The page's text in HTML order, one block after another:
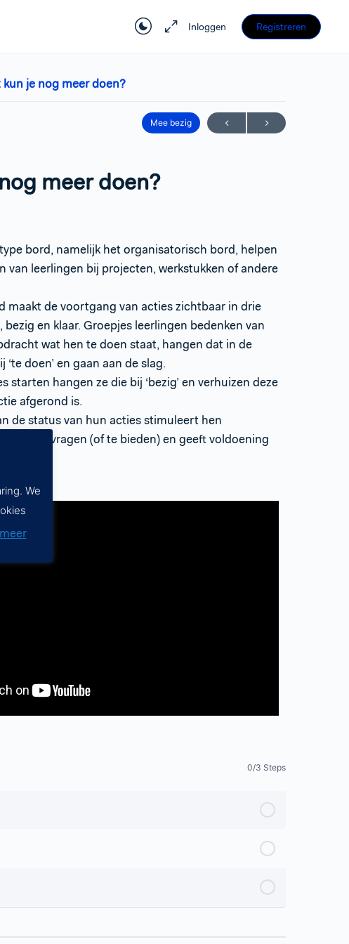
Inloggen Registreren
kun je nog meer doen?
Mee bezig
meer doen?
bord, namelijk het organisatorisch bord, helpen
van leerlingen bij projecten, werkstukken of andere
maakt de voortgang van acties zichtbaar in drie
en klaar. Groepjes leerlingen bedenken van
wat hen te doen staat, hangen dat in de
doen’ en gaan aan de slag.
starten hangen ze die bij ‘bezig’ en verhuizen deze
afgerond is.
de status van hun acties stimuleert hen
hulp te vragen (of te bieden) en geeft voldoening
0/3 Steps
We